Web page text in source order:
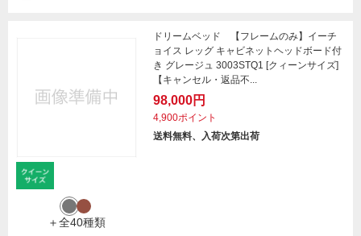
＋全40種類
ドリームベッド 【フレームのみ】イーチ
ョイス レッグ キャビネットヘッドボード付
き グレージュ 3003STQ1 [クィーンサイズ]
【キャンセル・返品不...
98,000円
4,900ポイント
送料無料、入荷次第出荷